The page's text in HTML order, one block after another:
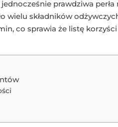
prawdziwa
wielu składników
co sprawia że listę